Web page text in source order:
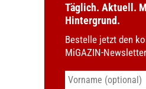
Täglich. Aktuell.
Hintergrund.
Bestelle jetzt den
MiGAZIN-